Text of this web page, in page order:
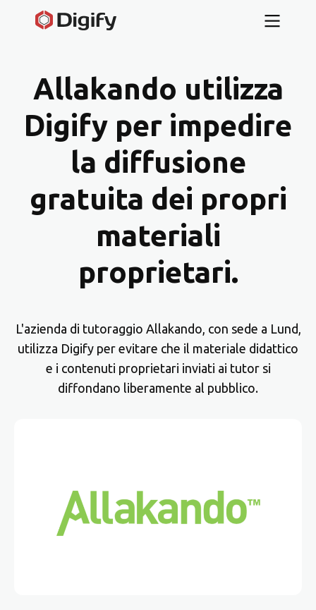
Allakando utilizza
Digify per impedire
la diffusione
gratuita dei propri
materiali
proprietari.
L'azienda di tutoraggio Allakando, con sede a Lund,
utilizza Digify per evitare che il materiale didattico
e i contenuti proprietari inviati ai tutor si
diffondano liberamente al pubblico.